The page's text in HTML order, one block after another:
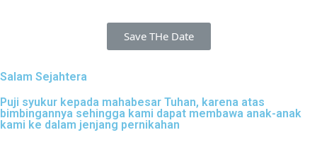
Save THe Date
Salam Sejahtera
Puji syukur kepada mahabesar Tuhan, karena atas
bimbingannya sehingga kami dapat membawa anak-anak
kami ke dalam jenjang pernikahan